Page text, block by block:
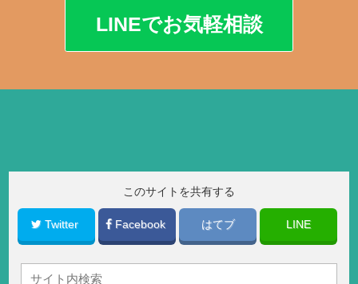
LINEでお気軽相談
このサイトを共有する
Twitter Facebook はてブ LINE